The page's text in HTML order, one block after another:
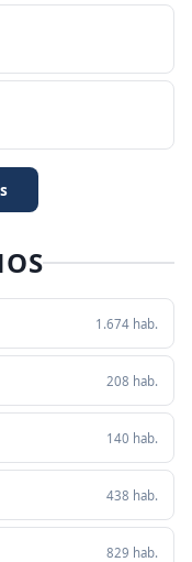
1.674 hab.
208 hab.
140 hab.
438 hab.
829 hab.